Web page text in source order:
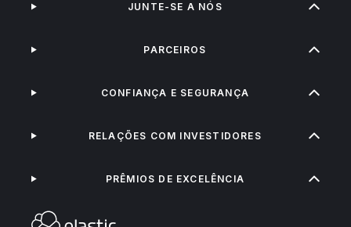
JUNTE-SE A NÓS
PARCEIROS
CONFIANÇA E SEGURANÇA
RELAÇÕES COM INVESTIDORES
PRÊMIOS DE EXCELÊNCIA